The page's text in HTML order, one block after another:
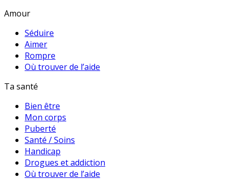
Amour
Séduire
Aimer
Rompre
Où trouver de l’aide
Ta santé
Bien être
Mon corps
Puberté
Santé / Soins
Handicap
Drogues et addiction
Où trouver de l’aide